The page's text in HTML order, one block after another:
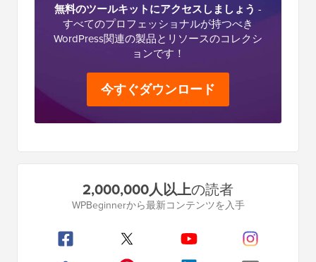
無料のツールキットにアクセスしましょう -
すべてのプロフェッショナルが持つべき
WordPress関連の製品とリソースのコレクシ
ョンです！
今すぐダウンロード
2,000,000人以上の読者
WPBeginnerから最新コンテンツを入手